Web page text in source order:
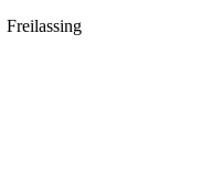
Freilassing